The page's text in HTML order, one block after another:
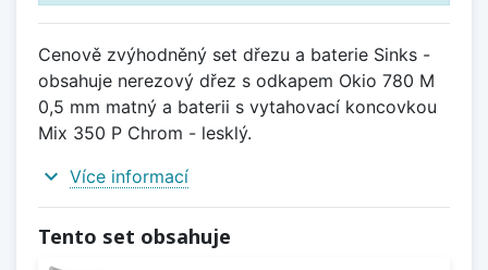
Cenově zvýhodněný set dřezu a baterie Sinks -
obsahuje nerezový dřez s odkapem Okio 780 M
0,5 mm matný a baterii s vytahovací koncovkou
Mix 350 P Chrom - lesklý.
expand_more Více informací
Tento set obsahuje